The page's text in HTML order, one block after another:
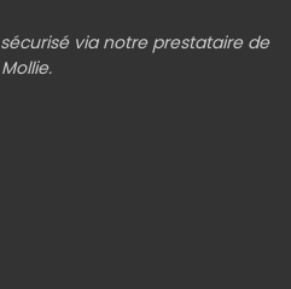
via notre prestataire de